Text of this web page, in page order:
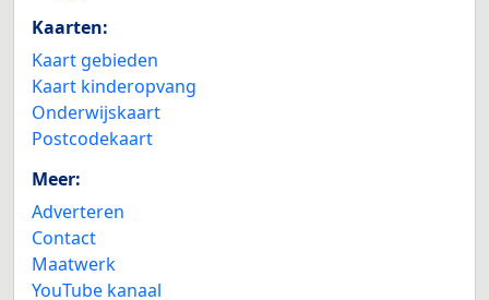
Kaarten:
Kaart gebieden
Kaart kinderopvang
Onderwijskaart
Postcodekaart
Meer:
Adverteren
Contact
Maatwerk
YouTube kanaal